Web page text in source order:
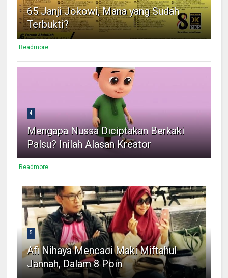
65 Janji Jokowi, Mana yang Sudah
Terbukti?
Readmore
4
Mengapa Nussa Diciptakan Berkaki
Palsu? Inilah Alasan Kreator
Readmore
5
Afi Nihaya Mencaci Maki Miftahul
Jannah, Dalam 8 Poin